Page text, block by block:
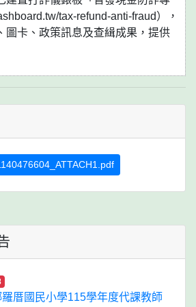
tax-refund-anti-fraud），
圖卡、政策訊息及查緝成果，提供
厝國民小學115學年度代課教師